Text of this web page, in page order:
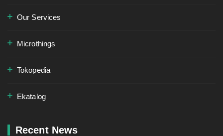
Our Services
Microthings
Tokopedia
Ekatalog
Recent News